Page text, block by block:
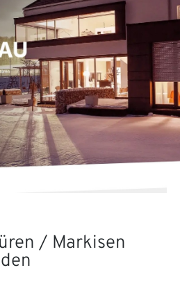
/ Markisen